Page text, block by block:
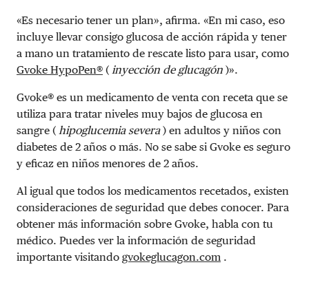
«Es necesario tener un plan», afirma. «En mi caso, eso
incluye llevar consigo glucosa de acción rápida y tener
a mano un tratamiento de rescate listo para usar, como
Gvoke HypoPen® ( inyección de glucagón )».
Gvoke® es un medicamento de venta con receta que se
utiliza para tratar niveles muy bajos de glucosa en
sangre ( hipoglucemia severa) en adultos y niños con
diabetes de 2 años o más. No se sabe si Gvoke es seguro
y eficaz en niños menores de 2 años.
Al igual que todos los medicamentos recetados, existen
consideraciones de seguridad que debes conocer. Para
obtener más información sobre Gvoke, habla con tu
médico. Puedes ver la información de seguridad
importante visitando gvokeglucagon.com .